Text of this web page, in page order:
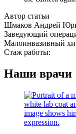
Автор статьи
Шмаков Андрей
Заведующий
Малоинвазивный
Стаж работы:
Наши врачи